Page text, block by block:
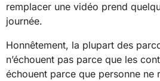
remplacer une vidéo prend
journée.
Honnêtement, la plupart des
n’échouent pas parce que les
échouent parce que personne ne